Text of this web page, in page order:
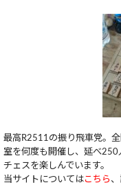
最高R2511の振り飛車党。
室を何度も開催し、延べ
チェスを楽しんでいます。
当サイトについてはこちら